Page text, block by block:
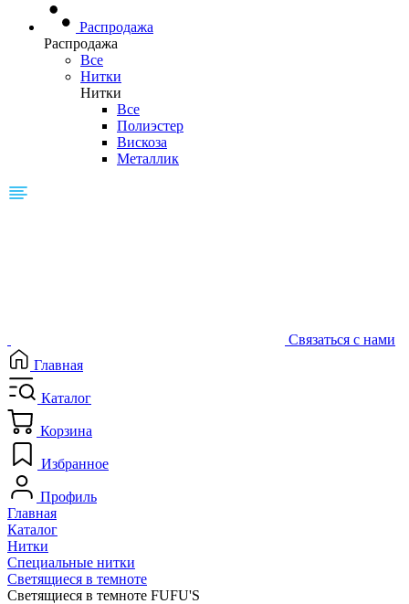
Распродажа
Распродажа
Все
Нитки
Нитки
Все
Полиэстер
Вискоза
Металлик
Связаться с нами
Главная
Каталог
Корзина
Избранное
Профиль
Главная
Каталог
Нитки
Специальные нитки
Светящиеся в темноте
Cветящиеся в темноте FUFU'S